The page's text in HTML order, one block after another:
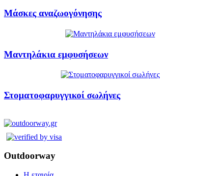
Μάσκες αναζωογόνησης
Μαντηλάκια εμφυσήσεων
Στοματοφαρυγγικοί σωλήνες
Outdoorway